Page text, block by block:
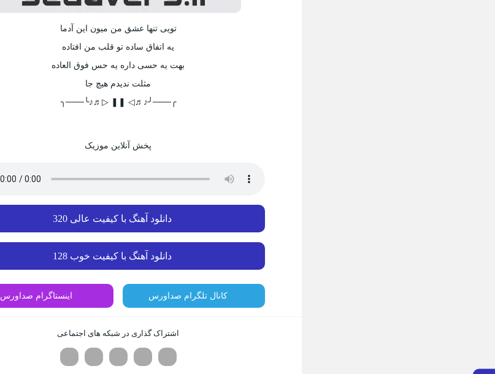
تویی تنها عشق من میون این آدما
یه اتفاق ساده تو قلب من افتاده
بهت یه حسی داره یه حس فوق العاده
مثلت ندیدم هیچ جا
╭───╯♪♬◁ ❚❚ ▷♬♪╰───╮
پخش آنلاین موزیک
دانلود آهنگ با کیفیت عالی 320
دانلود آهنگ با کیفیت خوب 128
کانال تلگرام صداورس اینستاگرام صداورس
اشتراک گذاری در شبکه های اجتماعی
لینکدین تویتر
فیسوک